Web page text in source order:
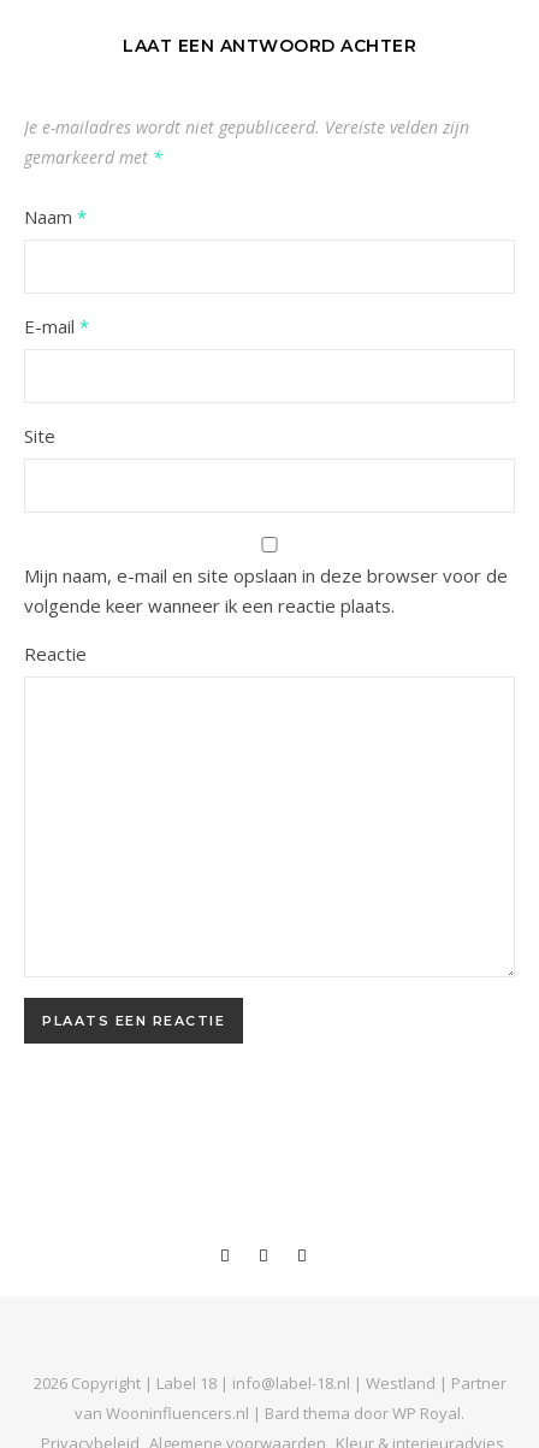
LAAT EEN ANTWOORD ACHTER
Je e-mailadres wordt niet gepubliceerd. Vereiste velden zijn
gemarkeerd met *
Naam *
E-mail *
Site
Mijn naam, e-mail en site opslaan in deze browser voor de
volgende keer wanneer ik een reactie plaats.
Reactie
2026 Copyright | Label 18 | info@label-18.nl | Westland | Partner
van Wooninfluencers.nl | Bard thema doorWP Royal.
Privacybeleid Algemene voorwaarden Kleur & interieuradvies